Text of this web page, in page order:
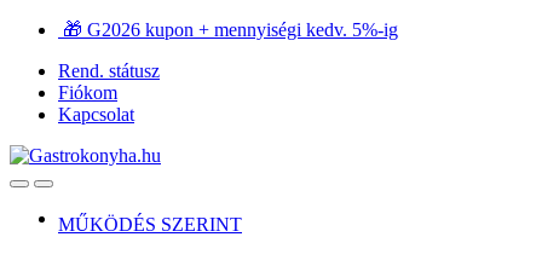
Ugrás
navigációhoz
Ugrás
tartalomra
🎁 G2026 kupon + mennyiségi kedv. 5%-ig
Rend. státusz
Fiókom
Kapcsolat
OpenClose
MŰKÖDÉS SZERINT